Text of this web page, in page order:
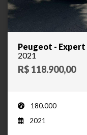
Peugeot - Expert
2021
R$ 118.900,00
180.000
2021